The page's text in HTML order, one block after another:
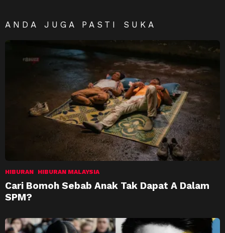
ANDA JUGA PASTI SUKA
HIBURAN HIBURAN MALAYSIA
Cari Bomoh Sebab Anak Tak Dapat A Dalam
SPM?